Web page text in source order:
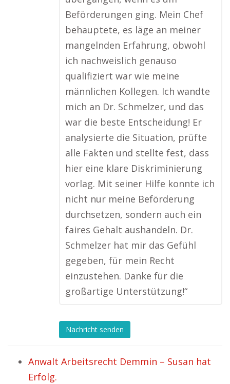
Beförderungen ging. Mein Chef
behauptete, es läge an meiner
mangelnden Erfahrung, obwohl
ich nachweislich genauso
qualifiziert war wie meine
männlichen Kollegen. Ich wandte
mich an Dr. Schmelzer, und das
war die beste Entscheidung! Er
analysierte die Situation, prüfte
alle Fakten und stellte fest, dass
hier eine klare Diskriminierung
vorlag. Mit seiner Hilfe konnte ich
nicht nur meine Beförderung
durchsetzen, sondern auch ein
faires Gehalt aushandeln. Dr.
Schmelzer hat mir das Gefühl
gegeben, für mein Recht
einzustehen. Danke für die
großartige Unterstützung!“
Nachricht senden
Anwalt Arbeitsrecht Demmin – Susan hat
Erfolg.